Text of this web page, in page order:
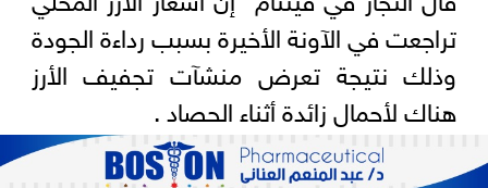
تراجعت في الآونة الأخيرة بسبب رداءة الجودة
وذلك نتيجة تعرض منشآت تجفيف الأرز
هناك لأحمال زائدة أثناء الحصاد .